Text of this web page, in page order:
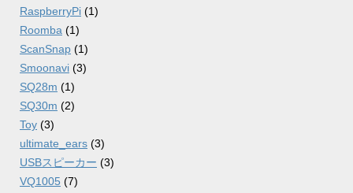
RaspberryPi (1)
Roomba (1)
ScanSnap (1)
Smoonavi (3)
SQ28m (1)
SQ30m (2)
Toy (3)
ultimate_ears (3)
USBスピーカー (3)
VQ1005 (7)